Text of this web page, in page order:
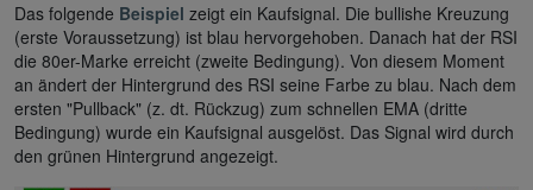
Das folgende Beispiel zeigt ein Kaufsignal. Die bullishe Kreuzung
(erste Voraussetzung) ist blau hervorgehoben. Danach hat der RSI
die 80er-Marke erreicht (zweite Bedingung). Von diesem Moment
an ändert der Hintergrund des RSI seine Farbe zu blau. Nach dem
ersten "Pullback" (z. dt. Rückzug) zum schnellen EMA (dritte
Bedingung) wurde ein Kaufsignal ausgelöst. Das Signal wird durch
den grünen Hintergrund angezeigt.